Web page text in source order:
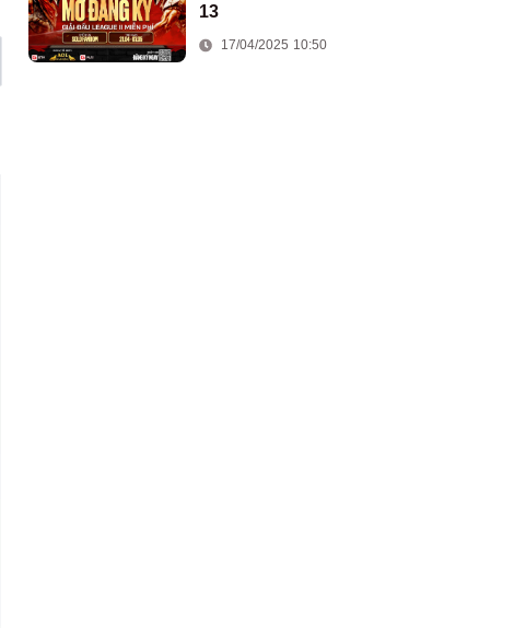
13
17/04/2025 10:50